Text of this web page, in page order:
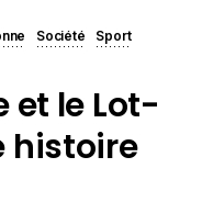
Société
Sport
et le Lot-
histoire